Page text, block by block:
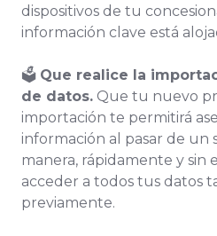
dispositivos de tu
información clave está
🗳 Que realice la
de datos. Que tu nuevo
importación te permitirá
información al pasar de un
manera, rápidamente y sin
acceder a todos tus datos
previamente.